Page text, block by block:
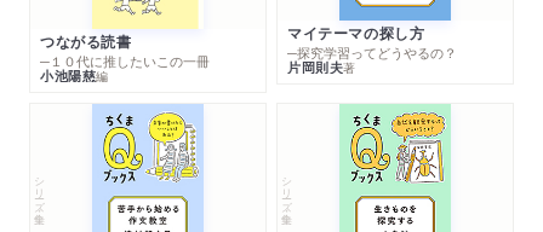
つながる読書
─１０代に推したいこの一冊
小池陽慈編
マイテーマの探し方
─探究学習ってどうやるの？
片岡則夫著
シリーズ・全集 シリーズ・全集